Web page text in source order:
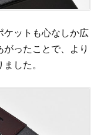
ケットも心なしか広
ったことで、より
した。